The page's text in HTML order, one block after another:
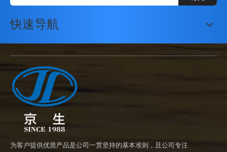
快速导航
为客户提供优质产品是公司一贯坚持的基本准则，且公司专注